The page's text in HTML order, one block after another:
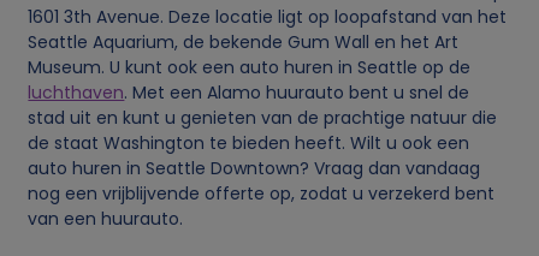
1601 3th Avenue. Deze locatie ligt op loopafstand van het
Seattle Aquarium, de bekende Gum Wall en het Art
Museum. U kunt ook een auto huren in Seattle op de
luchthaven. Met een Alamo huurauto bent u snel de
stad uit en kunt u genieten van de prachtige natuur die
de staat Washington te bieden heeft. Wilt u ook een
auto huren in Seattle Downtown? Vraag dan vandaag
nog een vrijblijvende offerte op, zodat u verzekerd bent
van een huurauto.
o
o
n